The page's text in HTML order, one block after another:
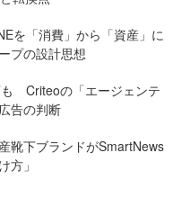
を「消費」から「資産」に
プの設計思想
Criteoの「エージェンテ
告の判断
靴下ブランドがSmartNews
方」